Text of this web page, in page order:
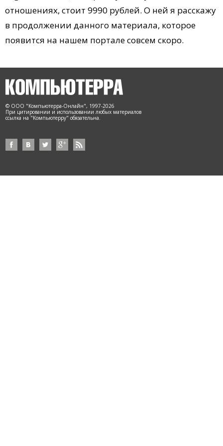
отношениях, стоит 9990 рублей. О ней я расскажу
в продолжении данного материала, которое
появится на нашем портале совсем скоро.
© ООО "Компьютерра-Онлайн", 1997-2026
При цитировании и использовании любых материалов
ссылка на "Компьютерру" обязательна.